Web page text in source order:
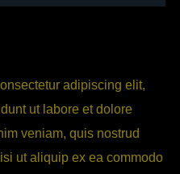
adipiscing elit,
ut labore et dolore
veniam, quis nostrud
ut aliquip ex ea commodo